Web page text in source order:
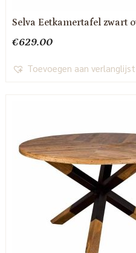
Selva Eetkamertafel zwart
€629.00
Toevoegen aan verlanglijst